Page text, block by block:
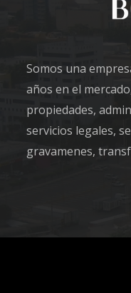
Somos una
años en el
propiedades,
servicios legales,
gravamenes,